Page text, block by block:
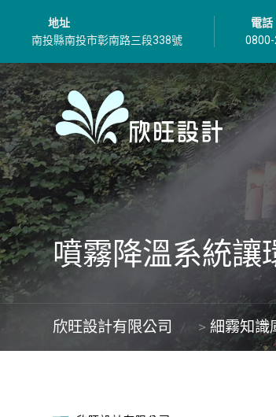
地址
南投縣南投市彰南路三段338號
電話
噴霧降溫系統讓
欣旺設計有限公司 >細霧知識